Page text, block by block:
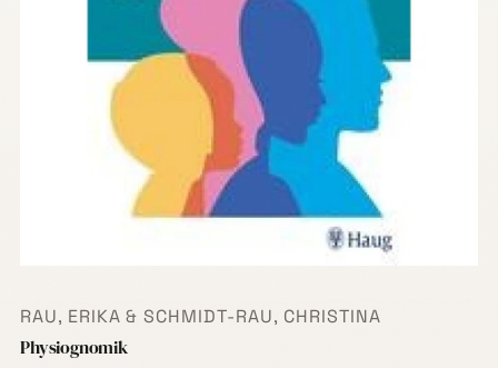
RAU, ERIKA & SCHMIDT-RAU, CHRISTINA
Physiognomik